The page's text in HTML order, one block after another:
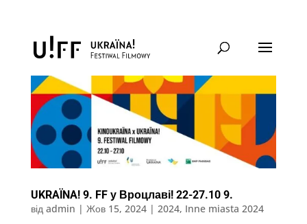
UKRAЇNA! 9. FF у Вроцлаві! 22-27.10 9.
від admin | Жов 15, 2024| 2024, Inne miasta 2024